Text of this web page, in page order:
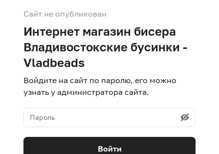
Сайт не опубликован
Интернет магазин бисера
Владивостокские бусинки -
Vladbeads
Войдите на сайт по паролю, его можно
узнать у администратора сайта.
Войти